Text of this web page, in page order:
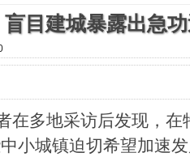
目建城暴露出急
在多地采访后发现，
小城镇迫切希望加速